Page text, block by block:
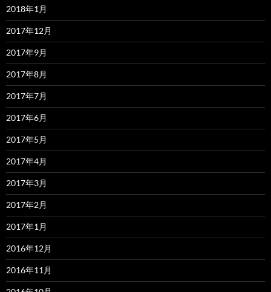
2018年1月
2017年12月
2017年9月
2017年8月
2017年7月
2017年6月
2017年5月
2017年4月
2017年3月
2017年2月
2017年1月
2016年12月
2016年11月